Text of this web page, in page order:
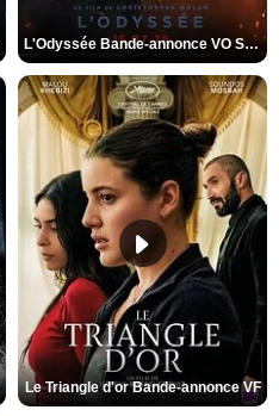
L'Odyssée Bande-annonce VO STFR
Le Triangle d'or Bande-annonce VF